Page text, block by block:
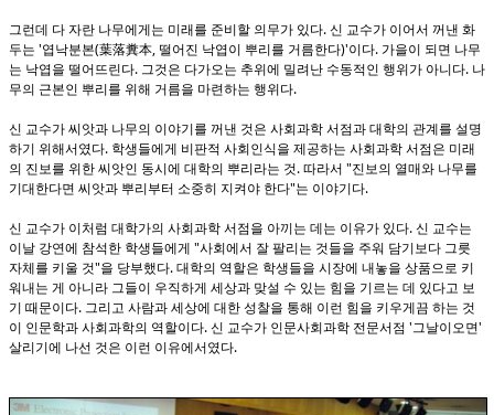
그런데 다 자란 나무에게는 미래를 준비할 의무가 있다. 신 교수가 이어서 꺼낸 화
두는 '엽낙분본(葉落糞本, 떨어진 낙엽이 뿌리를 거름한다)'이다. 가을이 되면 나무
는 낙엽을 떨어뜨린다. 그것은 다가오는 추위에 밀려난 수동적인 행위가 아니다. 나
무의 근본인 뿌리를 위해 거름을 마련하는 행위다.
신 교수가 씨앗과 나무의 이야기를 꺼낸 것은 사회과학 서점과 대학의 관계를 설명
하기 위해서였다. 학생들에게 비판적 사회인식을 제공하는 사회과학 서점은 미래
의 진보를 위한 씨앗인 동시에 대학의 뿌리라는 것. 따라서 "진보의 열매와 나무를
기대한다면 씨앗과 뿌리부터 소중히 지켜야 한다"는 이야기다.
신 교수가 이처럼 대학가의 사회과학 서점을 아끼는 데는 이유가 있다. 신 교수는
이날 강연에 참석한 학생들에게 "사회에서 잘 팔리는 것들을 주워 담기보다 그릇
자체를 키울 것"을 당부했다. 대학의 역할은 학생들을 시장에 내놓을 상품으로 키
워내는 게 아니라 그들이 우직하게 세상과 맞설 수 있는 힘을 기르는 데 있다고 보
기 때문이다. 그리고 사람과 세상에 대한 성찰을 통해 이런 힘을 키우게끔 하는 것
이 인문학과 사회과학의 역할이다. 신 교수가 인문사회과학 전문서점 '그날이오면'
살리기에 나선 것은 이런 이유에서였다.